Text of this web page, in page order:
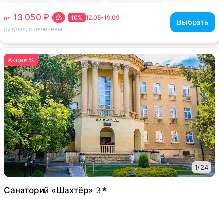
12.05-19.09
10%
от 13 050 ₽
сут/чел, с лечением
Выбрать
Акция %
1/24
Санаторий «Шахтёр» 3